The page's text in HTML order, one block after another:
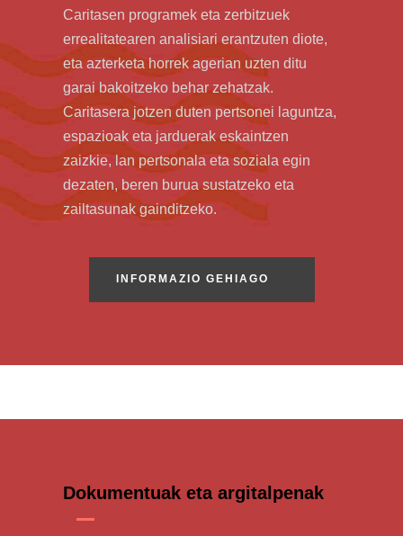
Caritasen programek eta zerbitzuek
errealitatearen analisiari erantzuten diote,
eta azterketa horrek agerian uzten ditu
garai bakoitzeko behar zehatzak.
Caritasera jotzen duten pertsonei laguntza,
espazioak eta jarduerak eskaintzen
zaizkie, lan pertsonala eta soziala egin
dezaten, beren burua sustatzeko eta
zailtasunak gainditzeko.
INFORMAZIO GEHIAGO
Dokumentuak eta argitalpenak